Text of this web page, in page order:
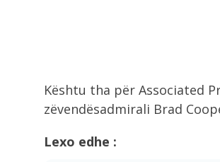
Kështu tha për Associated
zëvendësadmirali Brad
Lexo edhe :